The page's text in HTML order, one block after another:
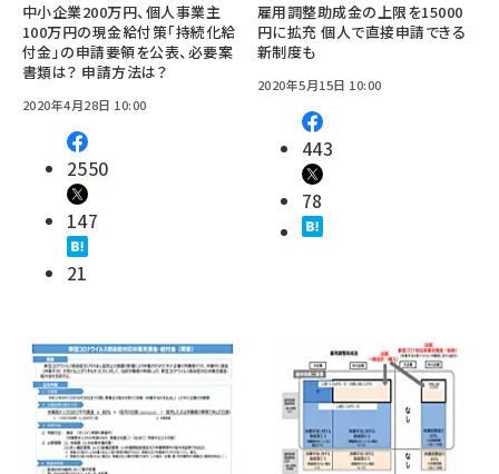
中小企業200万円、個人事業主
100万円の現金給付策「持続化給
付金」の申請要領を公表、必要案
書類は？ 申請方法は？
2020年4月28日 10:00
2550
147
21
雇用調整助成金の上限を15000
円に拡充 個人で直接申請できる
新制度も
2020年5月15日 10:00
443
78